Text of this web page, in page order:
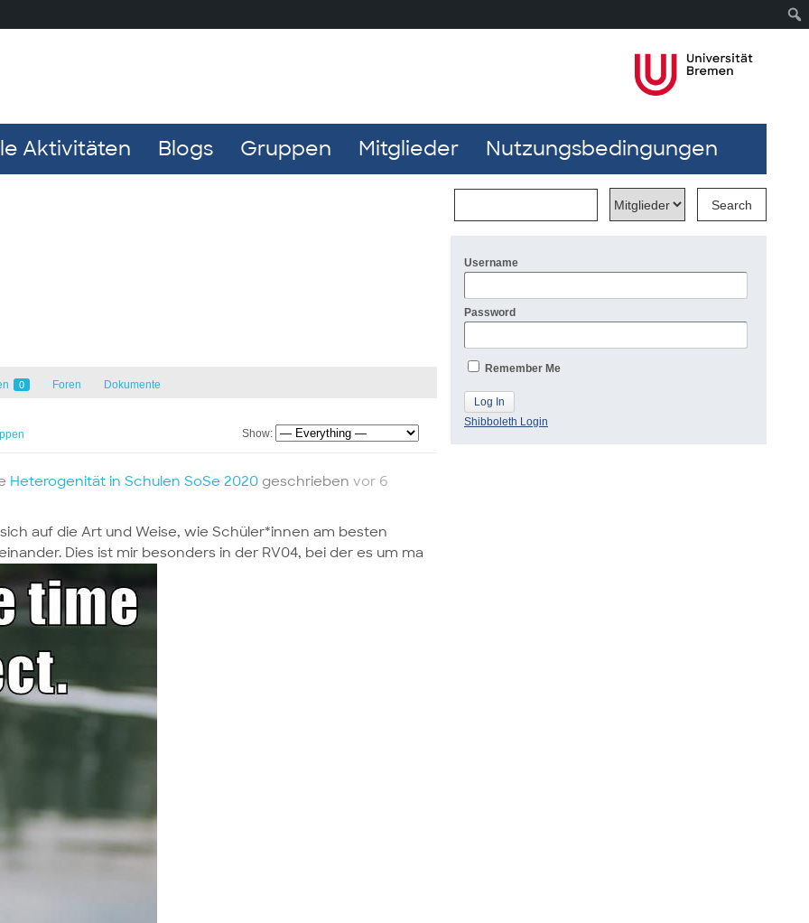
Aktivitäten Blogs Gruppen Mitglieder Nutzungsbedingungen
0 Foren Dokumente
Show:
Heterogenität in Schulen SoSe 2020 geschrieben vor 6
auf die Art und Weise, wie Schüler*innen am besten
Dies ist mir besonders in der RV04, bei der es um ma
Username
Password
Remember Me
Shibboleth Login